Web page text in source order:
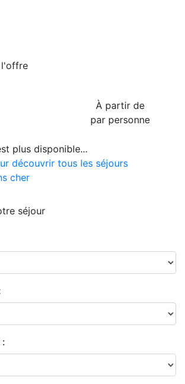
l'offre
À partir de
par personne
plus disponible...
découvrir tous les séjours
cher
séjour
: